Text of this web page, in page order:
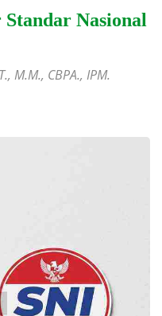
Nasional
M.M., CBPA., IPM.